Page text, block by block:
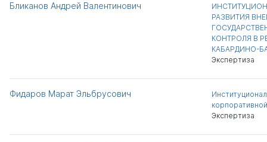
Бликанов Андрей Валентинович
РАЗВИТИЯ
КОНТРОЛЯ В
КАБАРДИНО-
Экспертиза
Фидаров Марат Эльбрусович
Экспертиза